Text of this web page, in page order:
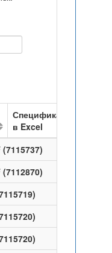
Спецификация
в Excel